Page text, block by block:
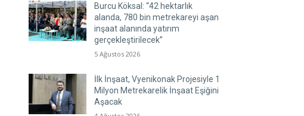
Burcu Köksal: “42 hektarlık
alanda, 780 bin metrekareyi aşan
inşaat alanında yatırım
gerçekleştirilecek”
5 Ağustos 2026
İlk İnşaat, Vyenikonak Projesiyle 1
Milyon Metrekarelik İnşaat Eşiğini
Aşacak